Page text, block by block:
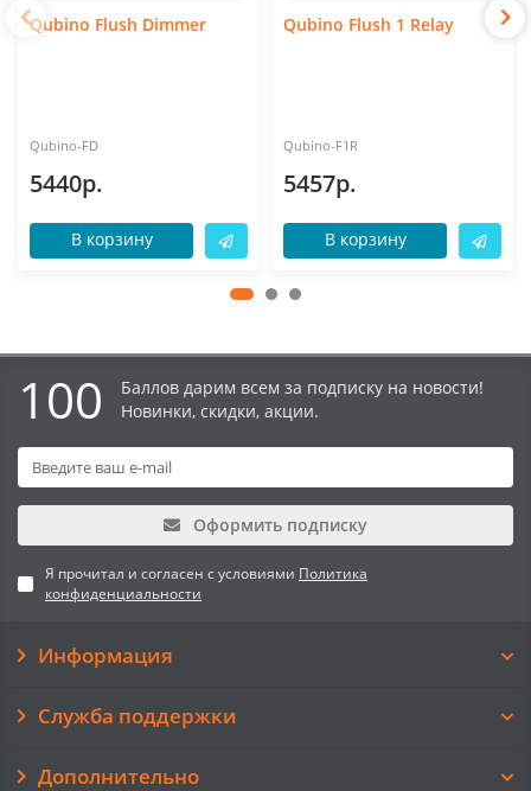
Qubino Flush Dimmer
Qubino-FD
5440р.
В корзину
Qubino Flush 1 Relay
Qubino-F1R
5457р.
В корзину
100
Баллов дарим всем за подписку на новости!
Новинки, скидки, акции.
Оформить подписку
Я прочитал и согласен с условиями Политика
конфиденциальности
Информация
Служба поддержки
Дополнительно